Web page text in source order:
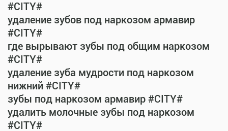
#CITY#
удаление зубов под наркозом армавир
#CITY#
где вырывают зубы под общим наркозом
#CITY#
удаление зуба мудрости под наркозом
нижний #CITY#
зубы под наркозом армавир #CITY#
удалить молочные зубы под наркозом
#CITY#